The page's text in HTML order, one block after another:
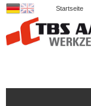
Startseite